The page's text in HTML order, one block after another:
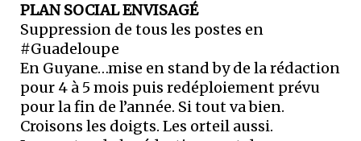
PLAN SOCIAL ENVISAGÉ
Suppression de tous les postes en
#Guadeloupe
En Guyane…mise en stand by de la rédaction
pour 4 à 5 mois puis redéploiement prévu
pour la fin de l’année. Si tout va bien.
Croisons les doigts. Les orteil aussi.